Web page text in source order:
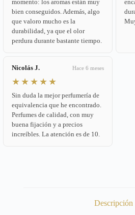
momento: los aromas están muy
bien conseguidos. Además, algo
que valoro mucho es la
durabilidad, ya que el olor
perdura durante bastante tiempo.
Nicolás J. Hace 6 meses
★★★★★
Sin duda la mejor perfumería de
equivalencia que he encontrado.
Perfumes de calidad, con muy
buena fijación y a precios
increíbles. La atención es de 10.
Descripción